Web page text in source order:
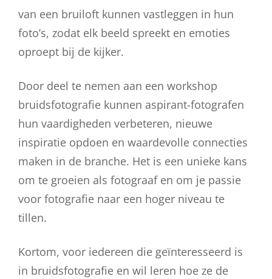
van een bruiloft kunnen vastleggen in hun
foto’s, zodat elk beeld spreekt en emoties
oproept bij de kijker.
Door deel te nemen aan een workshop
bruidsfotografie kunnen aspirant-fotografen
hun vaardigheden verbeteren, nieuwe
inspiratie opdoen en waardevolle connecties
maken in de branche. Het is een unieke kans
om te groeien als fotograaf en om je passie
voor fotografie naar een hoger niveau te
tillen.
Kortom, voor iedereen die geïnteresseerd is
in bruidsfotografie en wil leren hoe ze de